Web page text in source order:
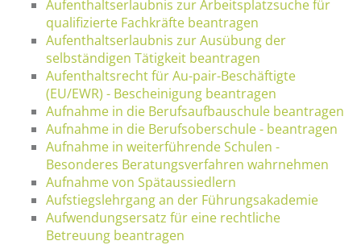
Aufenthaltserlaubnis zur Arbeitsplatzsuche für
qualifizierte Fachkräfte beantragen
Aufenthaltserlaubnis zur Ausübung der
selbständigen Tätigkeit beantragen
Aufenthaltsrecht für Au-pair-Beschäftigte
(EU/EWR) - Bescheinigung beantragen
Aufnahme in die Berufsaufbauschule beantragen
Aufnahme in die Berufsoberschule - beantragen
Aufnahme in weiterführende Schulen -
Besonderes Beratungsverfahren wahrnehmen
Aufnahme von Spätaussiedlern
Aufstiegslehrgang an der Führungsakademie
Aufwendungsersatz für eine rechtliche
Betreuung beantragen